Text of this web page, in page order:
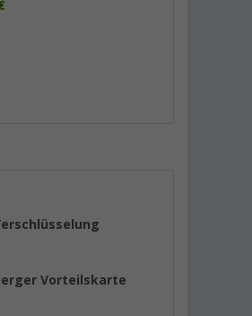
Vorteilskarte
Antenne 2x2
schwarz